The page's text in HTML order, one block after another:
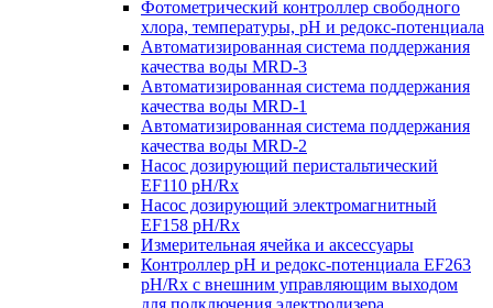
Фотометрический контроллер свободного
хлора, температуры, рН и редокс-потенциала
Автоматизированная система поддержания
качества воды MRD-3
Автоматизированная система поддержания
качества воды MRD-1
Автоматизированная система поддержания
качества воды MRD-2
Насос дозирующий перистальтический
EF110 pH/Rx
Насос дозирующий электромагнитный
EF158 pH/Rx
Измерительная ячейка и аксессуары
Контроллер рН и редокс-потенциала EF263
pH/Rx с внешним управляющим выходом
для подключения электролизера